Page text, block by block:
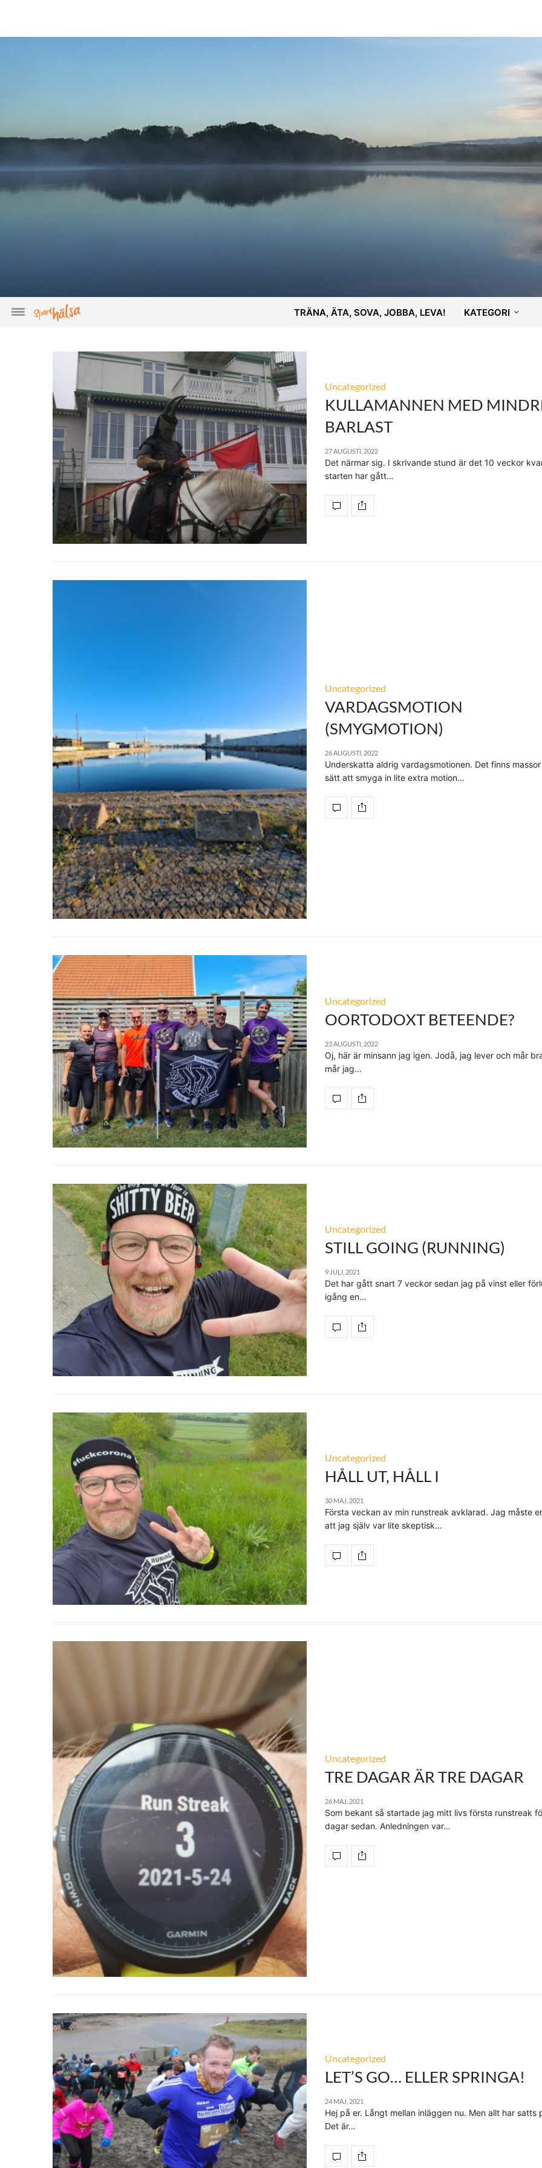
TRÄNA, ÄTA, SOVA, JOBBA, LEVA! KATEGORI
Uncategorized
KULLAMANNEN MED
BARLAST
27 AUGUSTI, 2022
Det närmar sig. I skrivande stund är det 10 veckor
starten har gått…
Uncategorized
VARDAGSMOTION
(SMYGMOTION)
26 AUGUSTI, 2022
Underskatta aldrig vardagsmotionen. Det finns
sätt att smyga in lite extra motion…
Uncategorized
OORTODOXT BETEENDE?
23 AUGUSTI, 2022
Oj, här är minsann jag igen. Jodå, jag lever och mår
mår jag…
Uncategorized
STILL GOING (RUNNING)
9 JULI, 2021
Det har gått snart 7 veckor sedan jag på vinst eller
igång en…
Uncategorized
HÅLL UT, HÅLL I
30 MAJ, 2021
Första veckan av min runstreak avklarad. Jag måste
att jag själv var lite skeptisk…
Uncategorized
TRE DAGAR ÄR TRE DAGAR
26 MAJ, 2021
Som bekant så startade jag mitt livs första runstreak
dagar sedan. Anledningen var…
Uncategorized
LET’S GO… ELLER SPRINGA!
24 MAJ, 2021
Hej på er. Långt mellan inläggen nu. Men allt har satts
Det är…